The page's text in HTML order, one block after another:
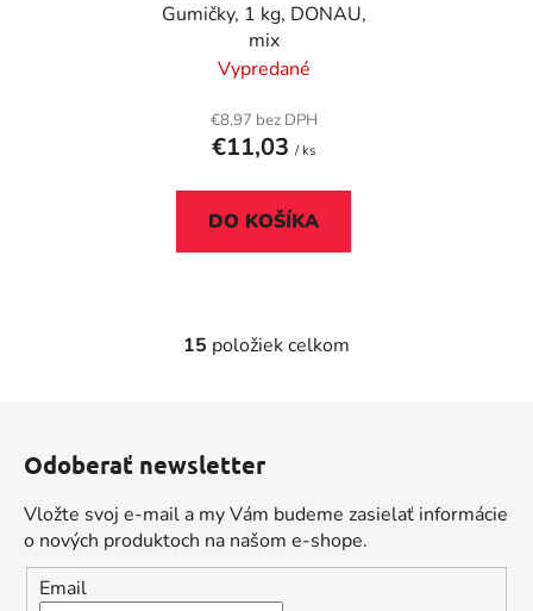
Gumičky, 1 kg, DONAU,
mix
Vypredané
€8,97 bez DPH
€11,03 / ks
DO KOŠÍKA
O
d
c
i
e
p
15 položiek celkom
Odoberať newsletter
Vložte svoj e-mail a my Vám budeme zasielať informácie
o nových produktoch na našom e-shope.
Email